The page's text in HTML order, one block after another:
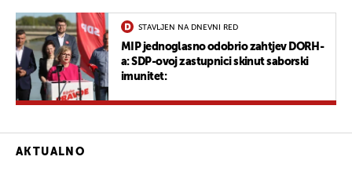
STAVLJEN NA DNEVNI RED
MIP jednoglasno odobrio zahtjev DORH-
a: SDP-ovoj zastupnici skinut saborski
imunitet:
AKTUALNO